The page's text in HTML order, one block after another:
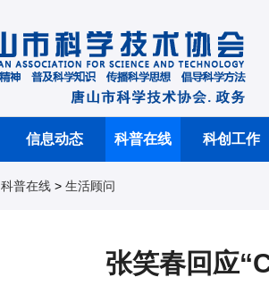
信息动态 科普在线 科创工作
科普在线 > 生活顾问
张笑春回应